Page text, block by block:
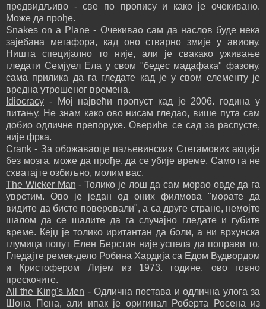
предвидљиво - све по пропису и како је очекивано.
Може да прође.
Snakes on a Plane - Очекивао сам да наслов буде нека
зајебана метафора, кад оно стварно змије у авиону.
Ништа специјално то није, али је свакако уживање
гледати Семјуел Ела у свом "бедес мадафака" фазону,
сама прилика да га гледате кад је у свом елементу је
вредна утрошеног времена.
Idiocracy - Мој највећи пропуст кад је 2006. година у
питању. Не знам како ово нисам гледао, више пута сам
добио одличне препоруке. Овериће се сад за распусте,
није фрка.
Crank - За обожаваоце паљевинских Стетамових акција
без мозга, може да прође, да се убије време. Само га не
схватајте озбиљно, молим вас.
The Wicker Man - Толико је лош да сам морао овде да га
уврстим. Ово је један од оних филмова "морате да
видите да бисте поверовали", а са друге стране, немојте
шалом да се шалите да га случајно гледате и губите
време. Кејџ је толико иритантан да боли, а ни врхунска
глумица попут Елен Берстин није успела да поправи то.
Гледајте ремек-дело Робина Хардија са Едом Вудвордом
и Кристофером Лијем из 1973. године, ово говно
прескочите.
All the King's Men - Одлична постава и одлична улога за
Шона Пена, али ипак је оригинал Роберта Росена из